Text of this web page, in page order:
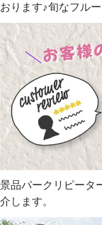
おります♪旬なフル
景品パークリピータ
介します。